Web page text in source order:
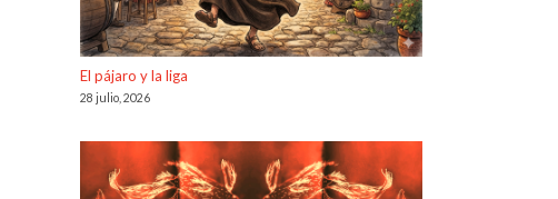
El pájaro y la liga
28 julio, 2026